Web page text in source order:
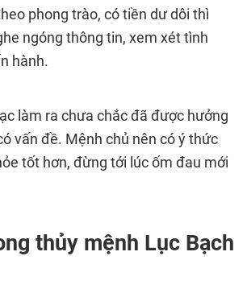
phong trào, có tiền dư dôi thì
ngóng thông tin, xem xét tình
hành.
làm ra chưa chắc đã được hưởng
vấn đề. Mệnh chủ nên có ý thức
tốt hơn, đừng tới lúc ốm đau mới
thủy mệnh Lục Bạch